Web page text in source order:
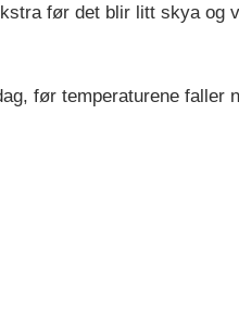
før det blir litt skya og
før temperaturene faller